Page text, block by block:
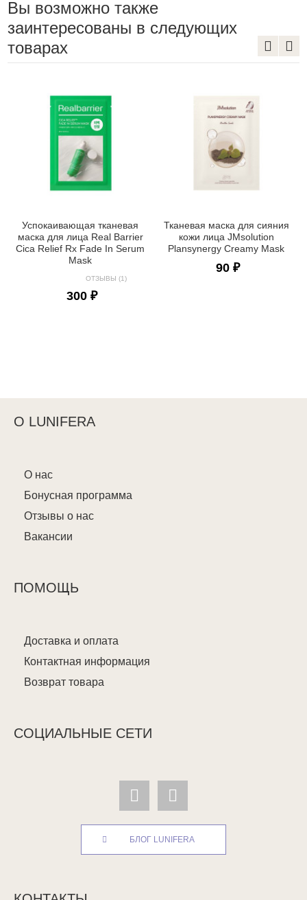
Вы возможно также
заинтересованы в следующих
товарах
Успокаивающая тканевая
маска для лица Real Barrier
Cica Relief Rx Fade In Serum
Mask
ОТЗЫВЫ (1)
300 ₽
Тканевая маска для сияния
кожи лица JMsolution
Plansynergy Creamy Mask
90 ₽
О LUNIFERA
О нас
Бонусная программа
Отзывы о нас
Вакансии
ПОМОЩЬ
Доставка и оплата
Контактная информация
Возврат товара
СОЦИАЛЬНЫЕ СЕТИ
БЛОГ LUNIFERA